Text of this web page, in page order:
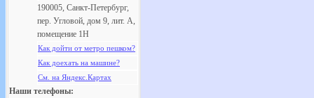
190005, Санкт-Петербург,
пер. Угловой, дом 9, лит. А,
помещение 1Н
Как дойти от метро пешком?
Как доехать на машине?
См. на Яндекс.Картах
Наши телефоны: